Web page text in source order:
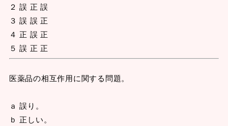
２ 誤 正 誤
３ 誤 誤 正
４ 正 誤 正
５ 誤 正 正
医薬品の相互作用に関する問題。
ａ 誤り。
ｂ 正しい。